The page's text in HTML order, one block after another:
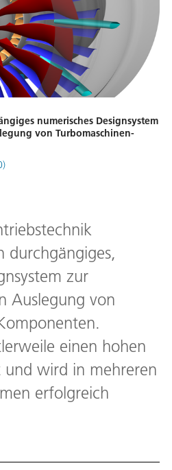
numerisches Designsystem
von Turbomaschinen-
durchgängiges,
zur
Auslegung von
einen hohen
und wird in mehreren
erfolgreich